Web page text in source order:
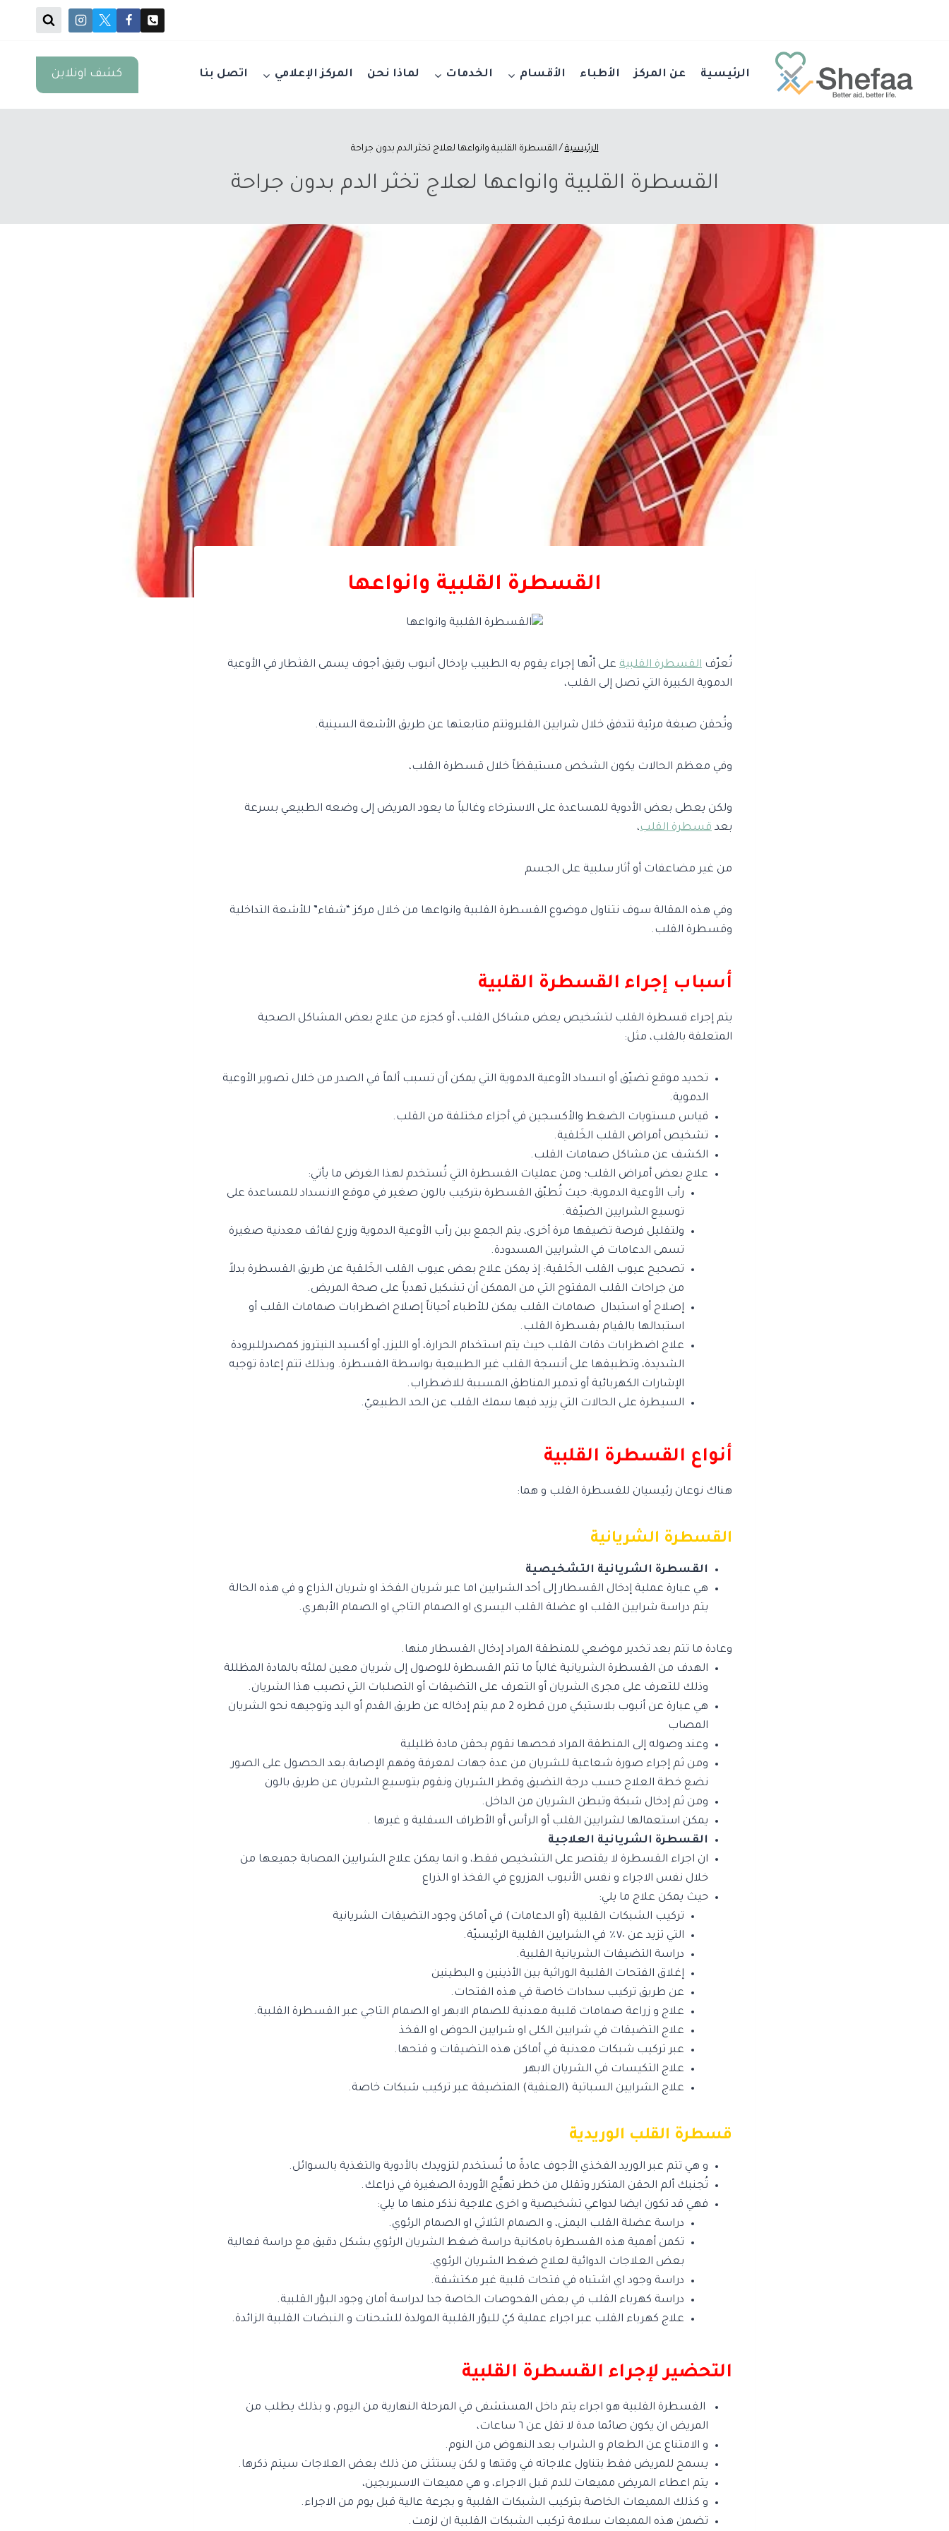
الرئيسية عن المركز الأطباء الأقسام الخدمات لماذا نحن المركز الإعلامي اتصل بنا كشف اونلاين
الرئيسية / القسطرة القلبية وانواعها لعلاج تخثر الدم بدون جراحة
القسطرة القلبية وانواعها لعلاج تخثر الدم بدون جراحة
القسطرة القلبية وانواعها
تُعرّف القسطرة القلبية على أنّها إجراء يقوم به الطبيب بإدخال أنبوب رقيق أجوف يسمى القثطار في الأوعية
الدموية الكبيرة التي تصل إلى القلب،
وتُحقن صبغة مرئية تتدفق خلال شرايين القلبروتتم متابعتها عن طريق الأشعة السينية.
وفي معظم الحالات يكون الشخص مستيقظاً خلال قسطرة القلب،
ولكن يعطى بعض الأدوية للمساعدة على الاسترخاء وغالباً ما يعود المريض إلى وضعه الطبيعي بسرعة
بعد قسطرة القلب،
من غير مضاعفات أو أثار سلبية على الجسم
وفي هذه المقالة سوف نتناول موضوع القسطرة القلبية وانواعها من خلال مركز “شفاء” للأشعة التداخلية
وقسطرة القلب.
أسباب إجراء القسطرة القلبية
يتم إجراء قسطرة القلب لتشخيص يعض مشاكل القلب، أو كجزء من علاج بعض المشاكل الصحية
المتعلقة بالقلب، مثل:
تحديد موقع تضيّق أو انسداد الأوعية الدموية التي يمكن أن تسبب ألماً في الصدر من خلال تصوير الأوعية
الدموية.
قياس مستويات الضغط والأكسجين في أجزاء مختلفة من القلب.
تشخيص أمراض القلب الخَلقية.
الكشف عن مشاكل صمامات القلب.
علاج بعض أمراض القلب؛ ومن عمليات القسطرة التي تُستخدم لهذا الغرض ما يأتي:
رأب الأوعية الدموية: حيث تُطبّق القسطرة بتركيب بالون صغير في موقع الانسداد للمساعدة على
توسيع الشرايين الضيّقة.
ولتقليل فرصة تضيقها مرة أخرى، يتم الجمع بين رأب الأوعية الدموية وزرع لفائف معدنية صغيرة
تسمى الدعامات في الشرايين المسدودة.
تصحيح عيوب القلب الخَلقية: إذ يمكن علاج بعض عيوب القلب الخَلقية عن طريق القسطرة بدلاً
من جراحات القلب المفتوح التي من الممكن أن تشكيل تهدياً على صحة المريض.
إصلاح أو استبدال صمامات القلب يمكن للأطباء أحياناً إصلاح اضطرابات صمامات القلب أو
استبدالها بالقيام بقسطرة القلب.
علاج اضطرابات دقات القلب حيث يتم استخدام الحرارة، أو الليزر، أو أكسيد النيتروز كمصدرللبرودة
الشديدة، وتطبيقها على أنسجة القلب غير الطبيعية بواسطة القسطرة. وبذلك تتم إعادة توجيه
الإشارات الكهربائية أو تدمير المناطق المسببة للاضطراب.
السيطرة على الحالات التي يزيد فيها سمك القلب عن الحد الطبيعيّ.
أنواع القسطرة القلبية
هناك نوعان رئيسيان للقسطرة القلب و هما:
القسطرة الشريانية
القسطرة الشريانية التشخيصية
هي عبارة عملية إدخال القسطار إلى أحد الشرايين اما عبر شريان الفخذ او شريان الذراع و في هذه الحالة
يتم دراسة شرايين القلب او عضلة القلب اليسرى او الصمام التاجي او الصمام الأبهري.
وعادة ما تتم بعد تخدير موضعي للمنطقة المراد إدخال القسطار منها.
الهدف من القسطرة الشريانية غالباً ما تتم القسطرة للوصول إلى شريان معين لملئه بالمادة المظللة
وذلك للتعرف على مجرى الشريان أو التعرف على التضيقات أو التصلبات التي تصيب هذا الشريان.
هي عبارة عن أنبوب بلاستيكي مرن قطره 2 مم يتم إدخاله عن طريق القدم أو اليد وتوجيهه نحو الشريان
المصاب
وعند وصوله إلى المنطقة المراد فحصها نقوم بحقن مادة ظليلية
ومن ثم إجراء صورة شعاعية للشريان من عدة جهات لمعرفة وفهم الإصابة.بعد الحصول على الصور
نضع خطة العلاج حسب درجة التضيق وقطر الشريان ونقوم بتوسيع الشريان عن طريق بالون
ومن ثم إدخال شبكة وتبطن الشريان من الداخل.
يمكن استعمالها لشرايين القلب أو الرأس أو الأطراف السفلية و غيرها .
القسطرة الشريانية العلاجية
ان اجراء القسطرة لا يقتصر على التشخيص فقط، و انما يمكن علاج الشرايين المصابة جميعها من
خلال نفس الاجراء و نفس الأنبوب المزروع في الفخذ او الذراع
حيث يمكن علاج ما يلي:
تركيب الشبكات القلبية (أو الدعامات) في أماكن وجود التضيقات الشريانية
التي تزيد عن ٧٠٪؜ في الشرايين القلبية الرئيسيّة.
دراسة التضيقات الشريانية القلبية.
إغلاق الفتحات القلبية الوراثية بين الأذينين و البطينين
عن طريق تركيب سدادات خاصة في هذه الفتحات.
علاج و زراعة صمامات قلبية معدنية للصمام الابهر او الصمام التاجي عبر القسطرة القلبية.
علاج التضيقات في شرايين الكلى او شرايين الحوض او الفخذ
عبر تركيب شبكات معدنية في أماكن هذه التضيقات و فتحها.
علاج التكيسات في الشريان الابهر
علاج الشرايين السباتية (العنقية) المتضيقة عبر تركيب شبكات خاصة.
قسطرة القلب الوريدية
و هي تتم عبر الوريد الفخذي الأجوف عادةً ما تُستخدم لتزويدك بالأدوية والتغذية بالسوائل.
تُجنبك ألم الحقن المتكرر وتقلل من خطر تهيُّج الأوردة الصغيرة في ذراعك.
فهي قد تكون ايضا لدواعي تشخيصية و اخرى علاجية نذكر منها ما يلي:
دراسة عضلة القلب اليمنى، و الصمام الثلاثي او الصمام الرئوي.
تكمن أهمية هذه القسطرة بامكانية دراسة ضغط الشريان الرئوي بشكل دقيق مع دراسة فعالية
بعض العلاجات الدوائية لعلاج ضغط الشريان الرئوي.
دراسة وجود اي اشتباه في فتحات قلبية غير مكتشفة.
دراسة كهرباء القلب في بعض الفحوصات الخاصة جدا لدراسة أمان وجود البؤر القلبية.
علاج كهرباء القلب عبر اجراء عملية كيّ للبؤر القلبية المولدة للشحنات و النبضات القلبية الزائدة.
التحضير لإجراء القسطرة القلبية
القسطرة القلبية هو اجراء يتم داخل المستشفى في المرحلة النهارية من اليوم، و بذلك يطلب من
المريض ان يكون صائما مدة لا تقل عن ٦ ساعات،
و الامتناع عن الطعام و الشراب بعد النهوض من النوم.
يسمح للمريض فقط بتناول علاجاته في وقتها و لكن يستثنى من ذلك بعض العلاجات سيتم ذكرها.
يتم اعطاء المريض مميعات للدم قبل الاجراء، و هي مميعات الاسبربجين،
و كذلك المميعات الخاصة بتركيب الشبكات القلبية و بجرعة عالية قبل يوم من الاجراء.
تضمن هذه المميعات سلامة تركيب الشبكات القلبية ان لزمت.